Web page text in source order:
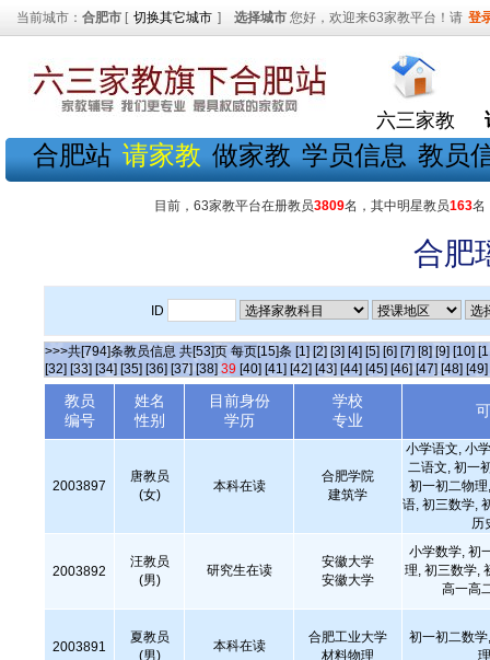
当前城市： 合肥市 [ 切换其它城市 ] 选择城市 您好，欢迎来63家教平台！请 登
六三家教
合肥站 请家教 做家教 学员信息 教员
目前，63家教平台在册教员3809名，其中明星教员163名
合肥
ID
>>>共[794]条教员信息 共[53]页 每页[15]条 [1] [2] [3] [4] [5] [6] [7] [8] [9] [10]
[32] [33] [34] [35] [36] [37] [38] 39 [40] [41] [42] [43] [44] [45] [46] [47] [48] [49]
教员
编号
姓名
性别
目前身份
学历
学校
专业
2003897
唐教员
(女)
本科在读
合肥学院
建筑学
小学语文, 小
二语文, 初一
初一初二物
语, 初三数学,
历
2003892
汪教员
(男)
研究生在读
安徽大学
安徽大学
小学数学, 初
理, 初三数学,
高一高
2003891
夏教员
(男)
本科在读
合肥工业大学
材料物理
初一初二数